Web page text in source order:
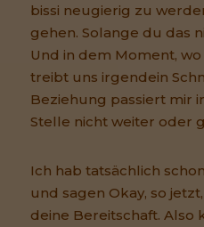
bissi neugierig zu
gehen. Solange du das
Und in dem Moment,
treibt uns irgendein
Beziehung passiert mir
Stelle nicht weiter oder
Ich hab tatsächlich
und sagen Okay, so
deine Bereitschaft.